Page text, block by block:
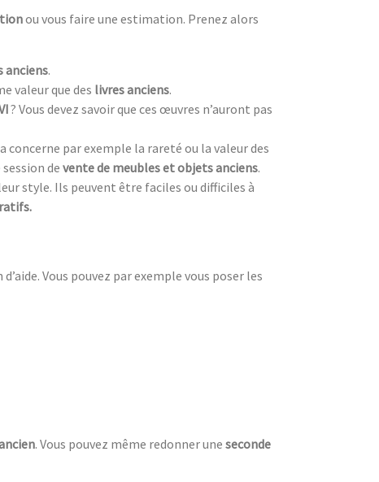
ou vous faire une estimation. Prenez alors
anciens.
valeur que des livres anciens.
? Vous devez savoir que ces œuvres n’auront pas
concerne par exemple la rareté ou la valeur des
de vente de meubles et objets anciens.
style. Ils peuvent être faciles ou difficiles à
Vous pouvez par exemple vous poser les
. Vous pouvez même redonner une seconde